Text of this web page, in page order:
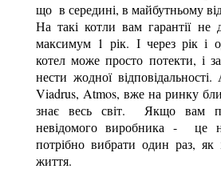
що в середині, в майбутньому
На такі котли вам гарантії не
максимум 1 рік. І через рік і
котел може просто потекти, і
нести жодної
Viadrus, Atmos, вже на ринку
знає весь світ. Якщо вам
невідомого виробника - це
потрібно вибрати один раз,
життя.